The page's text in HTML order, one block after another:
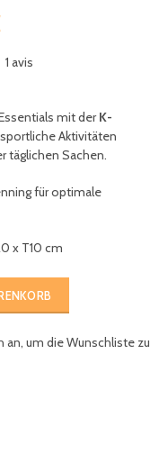
1 avis
mit derK-
Aktivitäten
täglichen Sachen.
für optimale
x T10 cm
an, um die Wunschliste zu